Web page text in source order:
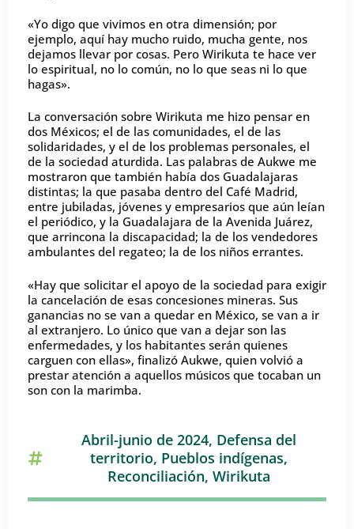
«Yo digo que vivimos en otra dimensión; por
ejemplo, aquí hay mucho ruido, mucha gente, nos
dejamos llevar por cosas. Pero Wirikuta te hace ver
lo espiritual, no lo común, no lo que seas ni lo que
hagas».
La conversación sobre Wirikuta me hizo pensar en
dos Méxicos; el de las comunidades, el de las
solidaridades, y el de los problemas personales, el
de la sociedad aturdida. Las palabras de Aukwe me
mostraron que también había dos Guadalajaras
distintas; la que pasaba dentro del Café Madrid,
entre jubiladas, jóvenes y empresarios que aún leían
el periódico, y la Guadalajara de la Avenida Juárez,
que arrincona la discapacidad; la de los vendedores
ambulantes del regateo; la de los niños errantes.
«Hay que solicitar el apoyo de la sociedad para exigir
la cancelación de esas concesiones mineras. Sus
ganancias no se van a quedar en México, se van a ir
al extranjero. Lo único que van a dejar son las
enfermedades, y los habitantes serán quienes
carguen con ellas», finalizó Aukwe, quien volvió a
prestar atención a aquellos músicos que tocaban un
son con la marimba.
Abril-junio de 2024, Defensa del
territorio, Pueblos indígenas,
Reconciliación, Wirikuta